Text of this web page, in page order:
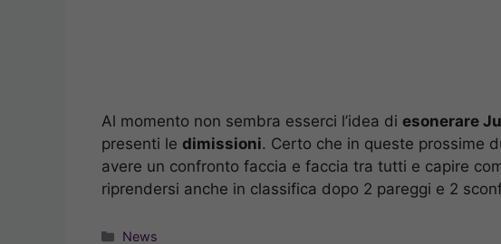
Al momento non sembra esserci l’idea di esonerare
presenti le dimissioni. Certo che in queste prossime
avere un confronto faccia e faccia tra tutti e capire
riprendersi anche in classifica dopo 2 pareggi e 2
Categorie
News